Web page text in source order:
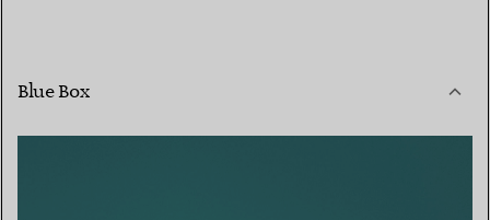
Blue Box